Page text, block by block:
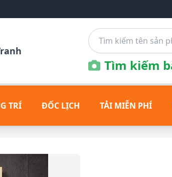
Tìm kiếm
TRÍ ĐỐC LỊCH TẢI MIỄN PHÍ